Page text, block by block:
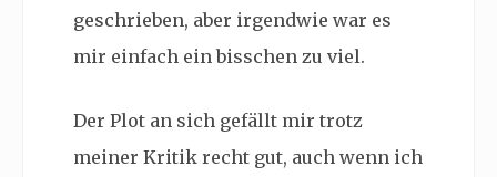
geschrieben, aber irgendwie war es
mir einfach ein bisschen zu viel.
Der Plot an sich gefällt mir trotz
meiner Kritik recht gut, auch wenn ich